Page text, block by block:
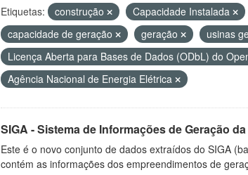
Etiquetas: construção
Capacidade Instalada
capacidade de geração
geração usinas
Licença Aberta para Bases de Dados (ODbL) do
Agência Nacional de Energia Elétrica
SIGA - Sistema de Informações de Geração
Este é o novo conjunto de dados extraídos do SIGA
contém as informações dos empreendimentos de